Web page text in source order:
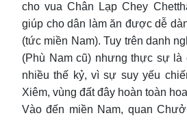
cho vua Chân Lạp Chey
giúp cho dân làm ăn được dễ
(tức miền Nam). Tuy trên danh
(Phù Nam cũ) nhưng thực sự
nhiều thế kỷ, vì sự suy yếu
Xiêm, vùng đất đây hoàn toàn
Vào đến miền Nam, quan